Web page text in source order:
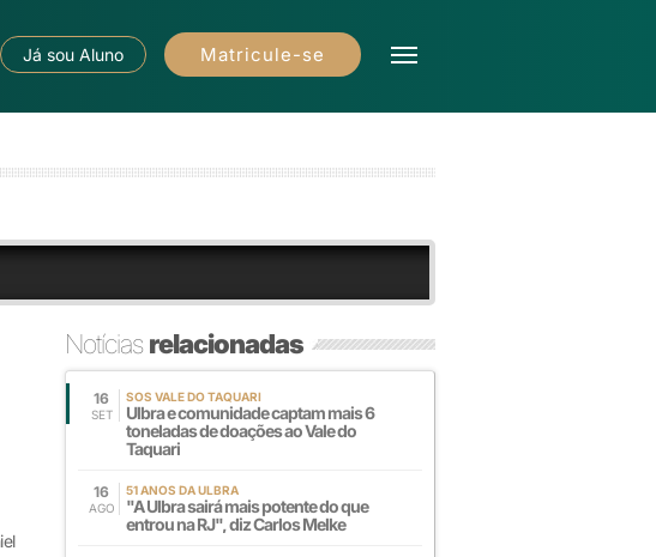
Já sou Aluno Matricule-se
Notíciasrelacionadas
16
SET
SOS VALE DO TAQUARI
Ulbra e comunidade captam mais 6
toneladas de doações ao Vale do
Taquari
16
AGO
51 ANOS DA ULBRA
"A Ulbra sairá mais potente do que
entrou na RJ", diz Carlos Melke